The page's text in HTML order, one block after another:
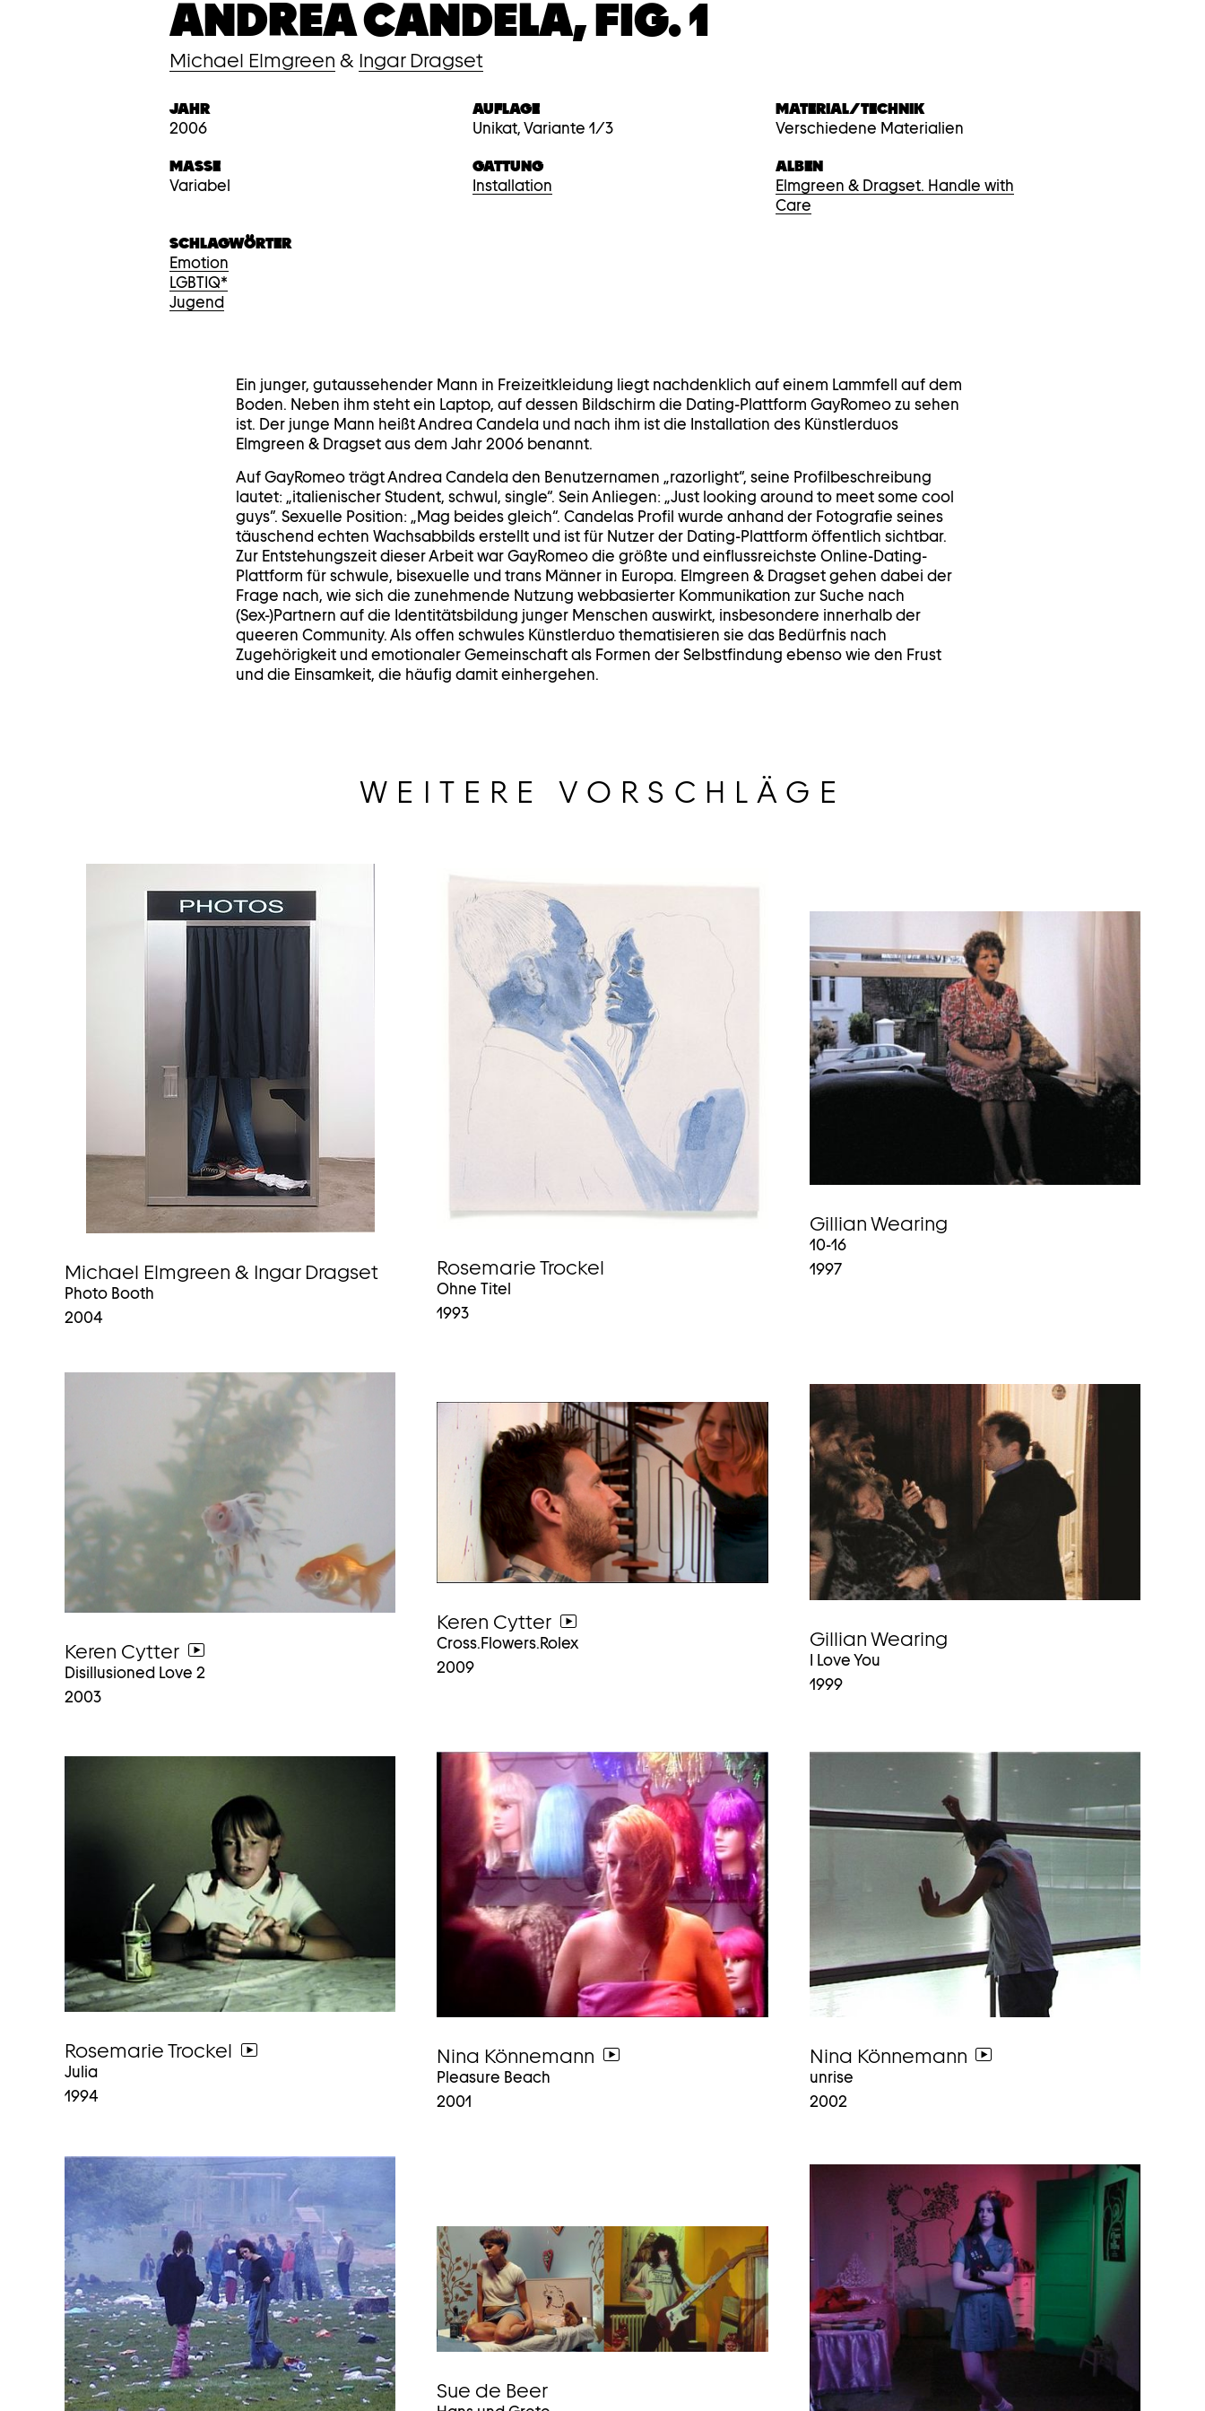
ANDREA CANDELA, FIG. 1
Michael Elmgreen & Ingar Dragset
JAHR
2006
AUFLAGE
Unikat, Variante 1/3
MATERIAL/TECHNIK
Verschiedene Materialien
MASSE
Variabel
GATTUNG
Installation
ALBEN
Elmgreen & Dragset. Handle with
Care
SCHLAGWÖRTER
Emotion
LGBTIQ*
Jugend
Ein junger, gutaussehender Mann in Freizeitkleidung liegt nachdenklich auf einem Lammfell auf dem
Boden. Neben ihm steht ein Laptop, auf dessen Bildschirm die Dating-Plattform GayRomeo zu sehen
ist. Der junge Mann heißt Andrea Candela und nach ihm ist die Installation des Künstlerduos
Elmgreen & Dragset aus dem Jahr 2006 benannt.
Auf GayRomeo trägt Andrea Candela den Benutzernamen „razorlight“, seine Profilbeschreibung
lautet: „italienischer Student, schwul, single“. Sein Anliegen: „Just looking around to meet some cool
guys”. Sexuelle Position: „Mag beides gleich“. Candelas Profil wurde anhand der Fotografie seines
täuschend echten Wachsabbilds erstellt und ist für Nutzer der Dating-Plattform öffentlich sichtbar.
Zur Entstehungszeit dieser Arbeit war GayRomeo die größte und einflussreichste Online-Dating-
Plattform für schwule, bisexuelle und trans Männer in Europa. Elmgreen & Dragset gehen dabei der
Frage nach, wie sich die zunehmende Nutzung webbasierter Kommunikation zur Suche nach
(Sex-)Partnern auf die Identitätsbildung junger Menschen auswirkt, insbesondere innerhalb der
queeren Community. Als offen schwules Künstlerduo thematisieren sie das Bedürfnis nach
Zugehörigkeit und emotionaler Gemeinschaft als Formen der Selbstfindung ebenso wie den Frust
und die Einsamkeit, die häufig damit einhergehen.
WEITERE VORSCHLÄGE
Michael Elmgreen & Ingar Dragset
Photo Booth
2004
Rosemarie Trockel
Ohne Titel
1993
Gillian Wearing
10-16
1997
Keren Cytter
weiter
zum
video
Disillusioned Love 2
2003
Keren Cytter
weiter
zum
video
Cross.Flowers.Rolex
2009
Gillian Wearing
I Love You
1999
Rosemarie Trockel
weiter
zum
video
Julia
1994
Nina Könnemann
weiter
zum
video
Pleasure Beach
2001
Nina Könnemann
weiter
zum
video
unrise
2002
Sue de Beer